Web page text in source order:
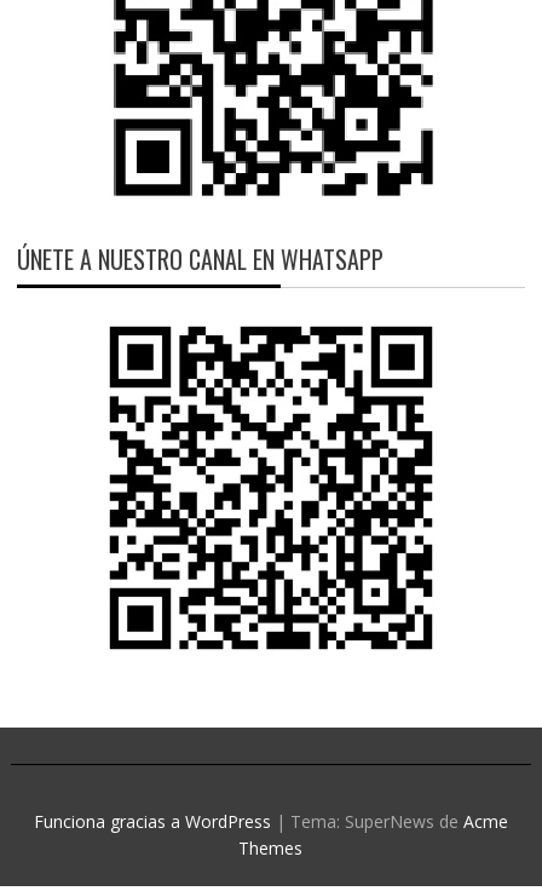
ÚNETE A NUESTRO CANAL EN WHATSAPP
Funciona gracias a WordPress | Tema: SuperNews de Acme
Themes